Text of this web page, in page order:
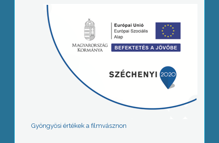
Gyöngyösi értékek a filmvásznon